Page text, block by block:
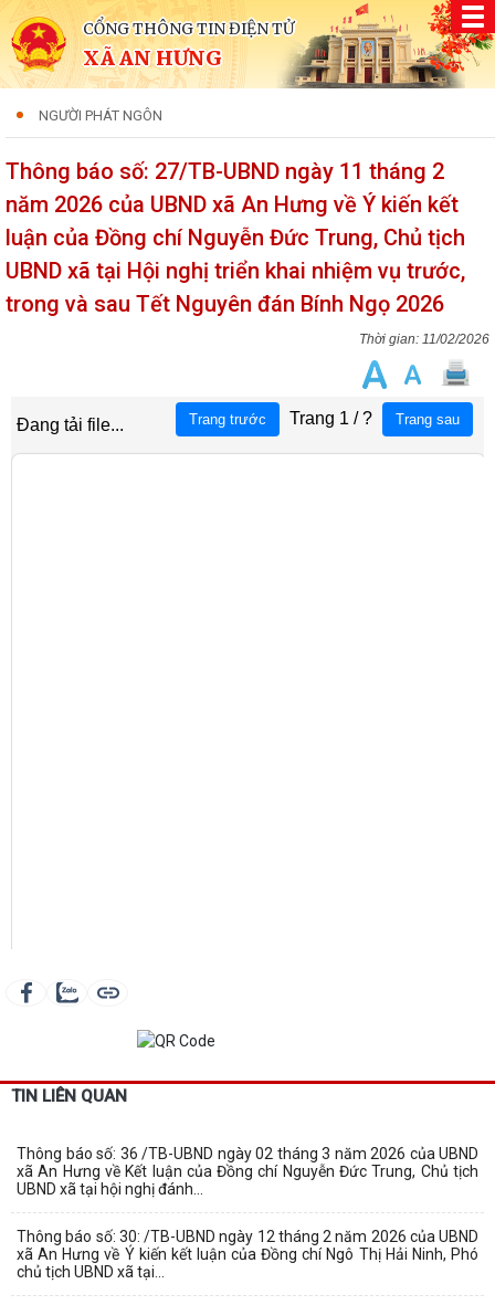
CỔNG THÔNG TIN ĐIỆN TỬ
XÃ AN HƯNG
NGƯỜI PHÁT NGÔN
Thông báo số: 27/TB-UBND ngày 11 tháng 2
năm 2026 của UBND xã An Hưng về Ý kiến kết
luận của Đồng chí Nguyễn Đức Trung, Chủ tịch
UBND xã tại Hội nghị triển khai nhiệm vụ trước,
trong và sau Tết Nguyên đán Bính Ngọ 2026
11/02/2026
TIN LIÊN QUAN
Thông báo số: 36 /TB-UBND ngày 02 tháng 3 năm 2026 của UBND
xã An Hưng về Kết luận của Đồng chí Nguyễn Đức Trung, Chủ tịch
UBND xã tại hội nghị đánh...
Thông báo số: 30: /TB-UBND ngày 12 tháng 2 năm 2026 của UBND
xã An Hưng về Ý kiến kết luận của Đồng chí Ngô Thị Hải Ninh, Phó
chủ tịch UBND xã tại...